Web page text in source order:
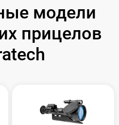
модели
прицелов